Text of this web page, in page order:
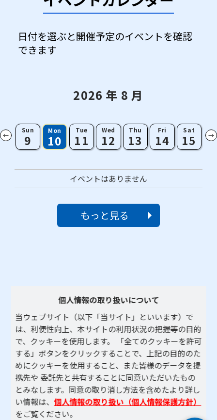
日付を選ぶと開催予定のイベントを確認
できます
2026 年 8 月
←
Sun
9
Mon
10
Tue
11
Wed
12
Thu
13
Fri
14
Sat
15 →
イベントはありません
もっと見る
個人情報の取り扱いについて
当ウェブサイト（以下「当サイト」といいます）で
は、利便性向上、本サイトの利用状況の把握等の目的
で、クッキーを使用します。 「全てのクッキーを許可
する」ボタンをクリックすることで、上記の目的のた
めにクッキーを使用すること、また皆様のデータを提
携先や 委託先と共有することに同意いただいたもの
とみなします。同意の取り消し方法を含めたより詳し
い情報は、個人情報の取り扱い（個人情報保護方針）
をご覧ください。